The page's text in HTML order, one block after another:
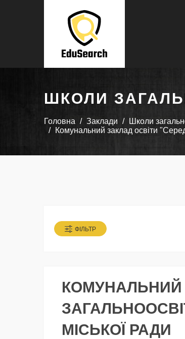
ШКОЛИ
Головна Заклади Школи
Комунальний заклад освіти
ФІЛЬТР
КОМУНАЛЬНИЙ
МІСЬКОЇ РАДИ